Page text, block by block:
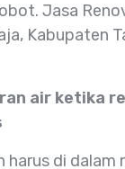
Jasa
Kabupaten
air ketika
harus di dalam